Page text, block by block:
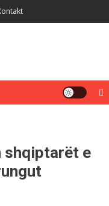
shqiptarët e